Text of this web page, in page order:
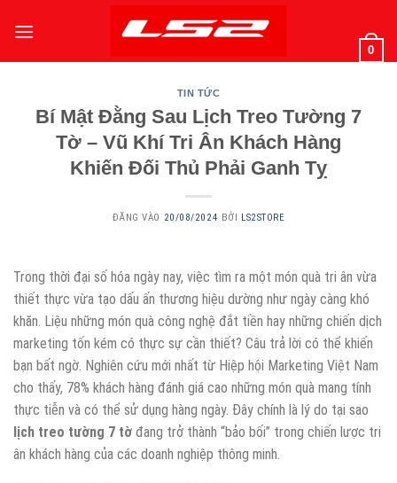
qua
0
TIN TỨC
Bí Mật Đằng Sau Lịch Treo Tường 7
Tờ – Vũ Khí Tri Ân Khách Hàng
Khiến Đối Thủ Phải Ganh Tỵ
ĐĂNG VÀO 20/08/2024 BỞI LS2STORE
Trong thời đại số hóa ngày nay, việc tìm ra một món quà tri ân vừa
thiết thực vừa tạo dấu ấn thương hiệu dường như ngày càng khó
khăn. Liệu những món quà công nghệ đắt tiền hay những chiến dịch
marketing tốn kém có thực sự cần thiết? Câu trả lời có thể khiến
bạn bất ngờ. Nghiên cứu mới nhất từ Hiệp hội Marketing Việt Nam
cho thấy, 78% khách hàng đánh giá cao những món quà mang tính
thực tiễn và có thể sử dụng hàng ngày. Đây chính là lý do tại sao
lịch treo tường 7 tờ đang trở thành “bảo bối” trong chiến lược tri
ân khách hàng của các doanh nghiệp thông minh.